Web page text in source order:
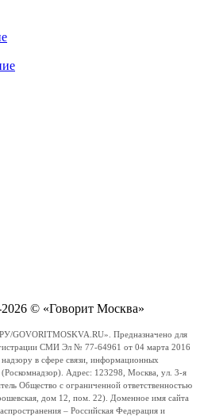
© «Говорит Москва»
GOVORITMOSKVA.RU». Предназначено для
СМИ Эл № 77-64961 от 04 марта 2016
в сфере связи, информационных
Адрес: 123298, Москва, ул. 3-я
Общество с ограниченной ответственностью
дом 12, пом. 22). Доменное имя сайта
– Российская Федерация и